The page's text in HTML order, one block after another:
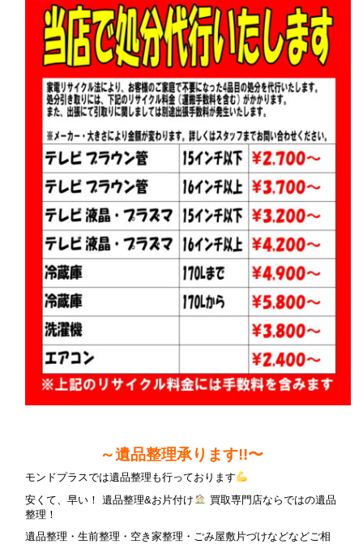
～遺品整理承ります!!〜
モンドプラスでは遺品整理も行っております
安くて、早い！ 遺品整理&お片付け
買取専門店ならではの遺品
整理！
遺品整理・生前整理・空き家整理・ごみ屋敷片づけなどなどご相